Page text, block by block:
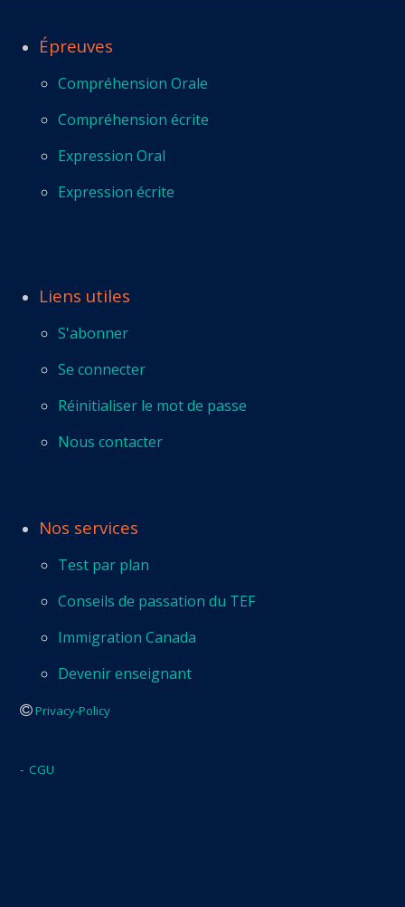
Épreuves
Compréhension Orale
Compréhension écrite
Expression Oral
Expression écrite
Liens utiles
S'abonner
Se connecter
Réinitialiser le mot de passe
Nous contacter
Nos services
Test par plan
Conseils de passation du TEF
Immigration Canada
Devenir enseignant
Privacy-Policy
- CGU